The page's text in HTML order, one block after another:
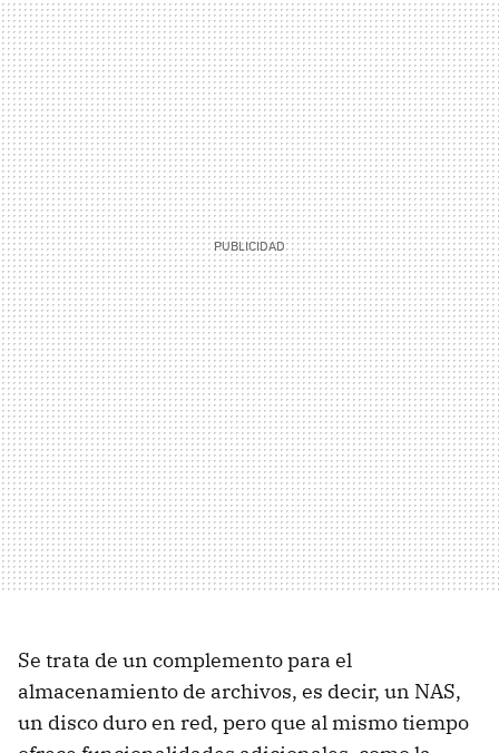
Se trata de un complemento para el
almacenamiento de archivos, es decir, un NAS,
un disco duro en red, pero que al mismo tiempo